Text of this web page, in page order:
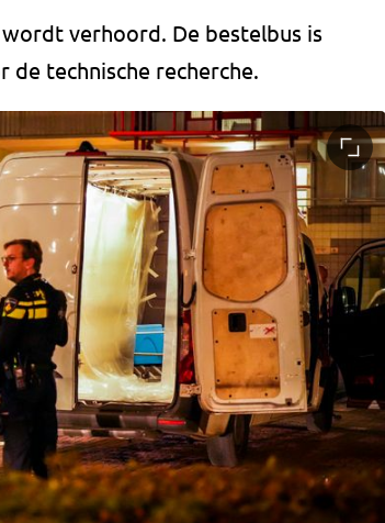
verhoord. De bestelbus is
technische recherche.